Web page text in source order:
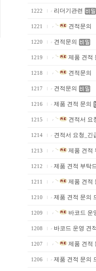
1222 리더기관련
1221 견적문의
1220 견적문의
1219 제품 견적
1218 견적문의
1217 견적문의
1216 제품 견적 문의
1215 견적서 요
1214 견적서 요청_긴
1213 제품 견적
1212 제품 견적 부탁
1211 제품 견적
1210 제품 견적 문의
1209 바코드 운
1208 바코드 운영 견
1207 제품 견적
1206 제품 견적 문의